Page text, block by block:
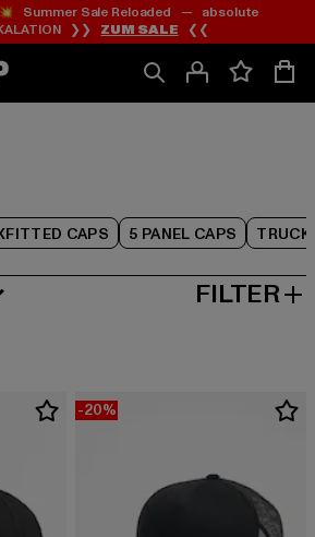
Zum
Inhalt
springen
Zum
Fußzeile
springen
Summer Sale Reloaded — absolute
❯❯ ZUM SALE ❮❮
CAPS 5 PANEL CAPS
Zum
Produktraster
springen
FILTER
-20%